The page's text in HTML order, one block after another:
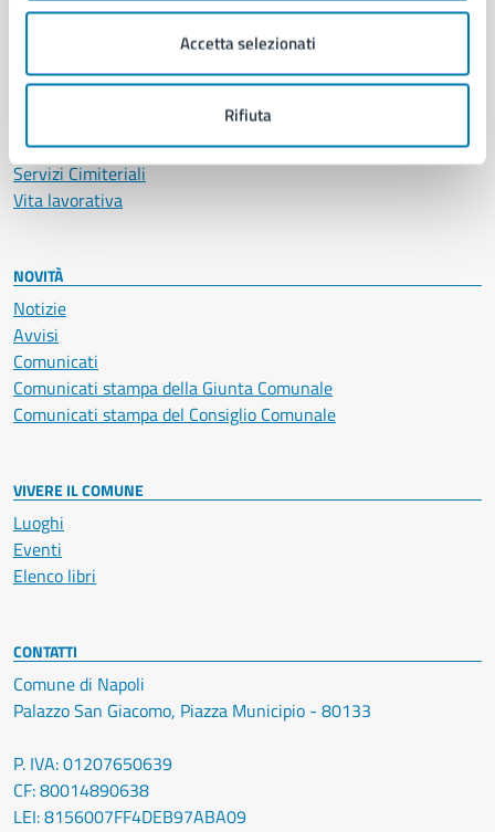
Accetta selezionati
Rifiuta
Cultura e tempo libero
Documenti e certificati
Educazione e formazione
Giustizia e sicurezza pubblica
Salute, benessere e assistenza
Servizi Cimiteriali
Vita lavorativa
NOVITÀ
Notizie
Avvisi
Comunicati
Comunicati stampa della Giunta Comunale
Comunicati stampa del Consiglio Comunale
VIVERE IL COMUNE
Luoghi
Eventi
Elenco libri
CONTATTI
Comune di Napoli
Palazzo San Giacomo, Piazza Municipio - 80133
P. IVA: 01207650639
CF: 80014890638
LEI: 8156007FF4DEB97ABA09